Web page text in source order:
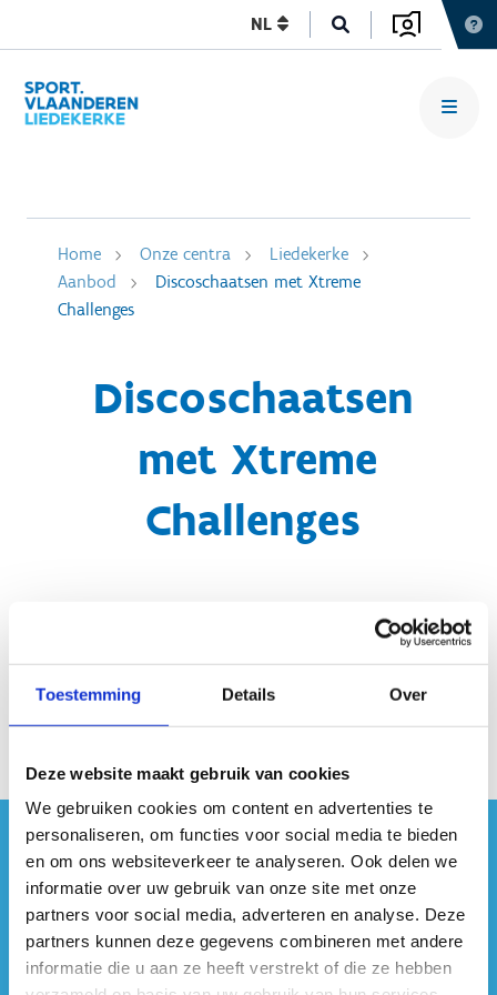
Toestemming Details Over
Deze website maakt gebruik van cookies
We gebruiken cookies om content en advertenties te
personaliseren, om functies voor social media te bieden
en om ons websiteverkeer te analyseren. Ook delen we
informatie over uw gebruik van onze site met onze
partners voor social media, adverteren en analyse. Deze
partners kunnen deze gegevens combineren met andere
informatie die u aan ze heeft verstrekt of die ze hebben
NL
Home Onze centra
Liedekerke
Aanbod
Discoschaatsen met Xtreme
Challenges
Discoschaatsen
met Xtreme
Challenges
#sportersbelevenmeer
ook op sociale media